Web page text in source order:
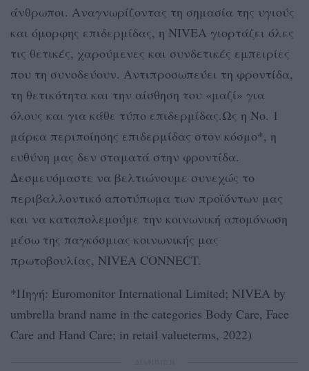
άνθρωποι. Αναγνωρίζοντας τη σημασία της υγιούς
και όμορφης επιδερμίδας, η NIVEA γιορτάζει όλες
τις θετικές, χαρούμενες και συνδετικές εμπειρίες
που τη συνοδεύουν. Αντιπροσωπεύει τη φροντίδα,
τη θετικότητα και την αίσθηση του «μαζί» για
όλους και για κάθε τύπο επιδερμίδας.Ως η Νο. 1
μάρκα περιποίησης επιδερμίδας στον κόσμο*, η
ευθύνη μας δεν σταματά στην φροντίδα.
Δεσμευόμαστε να βελτιώνουμε συνεχώς το
περιβαλλοντικό αποτύπωμα των προϊόντων μας
και να καταπολεμούμε την κοινωνική απομόνωση
μέσω της παγκόσμιας κοινωνικής μας
πρωτοβουλίας, NIVEA CONNECT.
*Πηγή: Euromonitor International Limited; NIVEA by
umbrella brand name in the categories Body Care, Face
Care and Hand Care; in retail valueterms, 2022)